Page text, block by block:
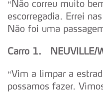
“Não correu muito
escorregadia. Errei
Não foi uma
Carro 1. NEUVILLE/
“Vim a limpar a
possamos fazer.